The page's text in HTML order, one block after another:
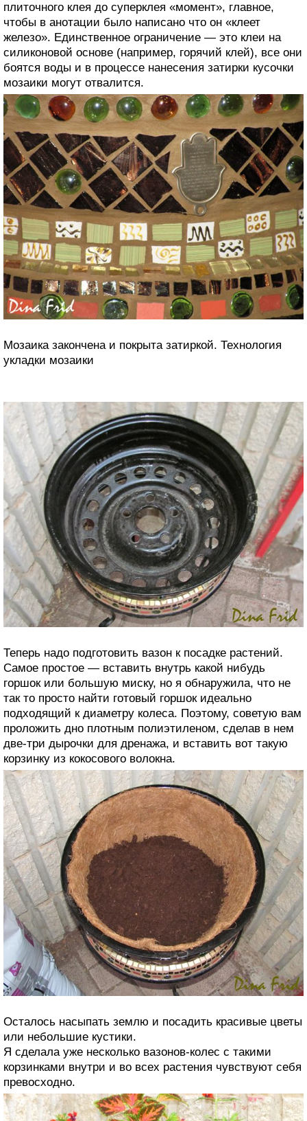
плиточного клея до суперклея «момент», главное,
чтобы в анотации было написано что он «клеет
железо». Единственное ограничение — это клеи на
силиконовой основе (например, горячий клей), все они
боятся воды и в процессе нанесения затирки кусочки
мозаики могут отвалится.
Мозаика закончена и покрыта затиркой. Технология
укладки мозаики
Теперь надо подготовить вазон к посадке растений.
Самое простое — вставить внутрь какой нибудь
горшок или большую миску, но я обнаружила, что не
так то просто найти готовый горшок идеально
подходящий к диаметру колеса. Поэтому, советую вам
проложить дно плотным полиэтиленом, сделав в нем
две-три дырочки для дренажа, и вставить вот такую
корзинку из кокосового волокна.
Осталось насыпать землю и посадить красивые цветы
или небольшие кустики.
Я сделала уже несколько вазонов-колес с такими
корзинками внутри и во всех растения чувствуют себя
превосходно.